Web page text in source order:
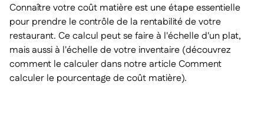
Connaître votre coût matière est une étape essentielle
pour prendre le contrôle de la rentabilité de votre
restaurant. Ce calcul peut se faire à l'échelle d'un plat,
mais aussi à l'échelle de votre inventaire (découvrez
comment le calculer dans notre article Comment
calculer le pourcentage de coût matière).